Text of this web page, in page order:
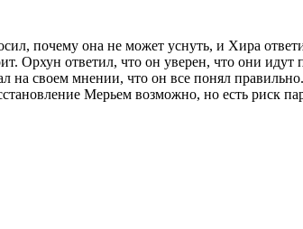
почему она не может уснуть, и Хира
Орхун ответил, что он уверен, что они
на своем мнении, что он все понял правильно.
Мерьем возможно, но есть риск